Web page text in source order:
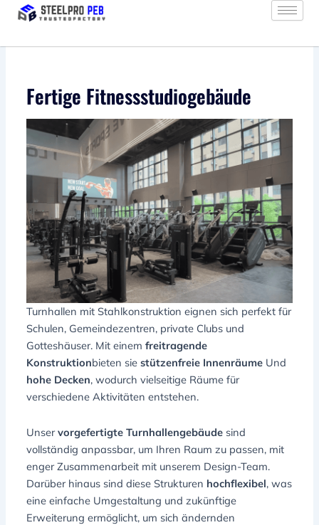
Zum
Inhalt
Fertige Fitnessstudiogebäude
Turnhallen mit Stahlkonstruktion eignen sich perfekt für
Schulen, Gemeindezentren, private Clubs und
Gotteshäuser. Mit einemfreitragende
Konstruktionbieten siestützenfreie Innenräume Und
hohe Decken, wodurch vielseitige Räume für
verschiedene Aktivitäten entstehen.
Unservorgefertigte Turnhallengebäude sind
vollständig anpassbar, um Ihren Raum zu passen, mit
enger Zusammenarbeit mit unserem Design-Team.
Darüber hinaus sind diese Strukturen hochflexibel, was
eine einfache Umgestaltung und zukünftige
Erweiterung ermöglicht, um sich ändernden